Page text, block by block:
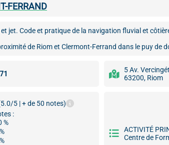
FERRAND
jet. Code et pratique de la navigation fluvial et
de Riom et Clermont-Ferrand dans le puy de
5 Av.
63200, Riom
5 | + de 50 notes)
:
%
ACTIVITÉ
Centre de